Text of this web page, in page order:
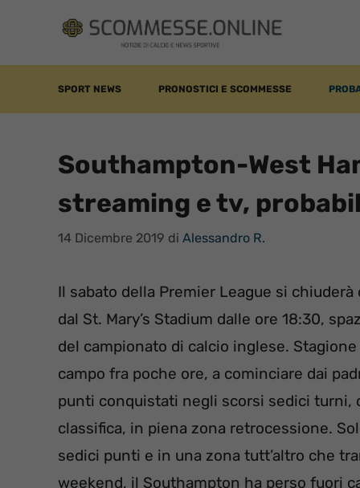
contenuto
SPORT NEWS PRONOSTICI E SCOMMESSE
Southampton-West
streaming e tv,
14 Dicembre 2019 di Alessandro R.
Il sabato della Premier League si chiuderà
dal St. Mary’s Stadium dalle ore 18:30,
del campionato di calcio inglese.
campo fra poche ore, a cominciare dai
punti conquistati negli scorsi sedici
classifica, in piena zona retrocessione.
sedici punti e in una zona tutt’altro che
weekend, il Southampton ha perso fuori